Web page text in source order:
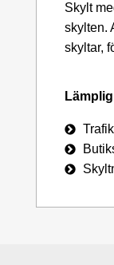
Skylt
skylten.
skyltar,